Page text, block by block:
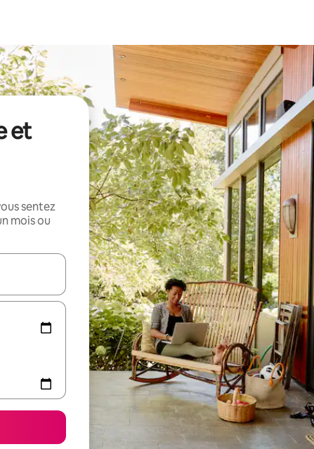
et
sentez
mois ou
les flèches vers le haut et vers le bas pour les parcourir ou en